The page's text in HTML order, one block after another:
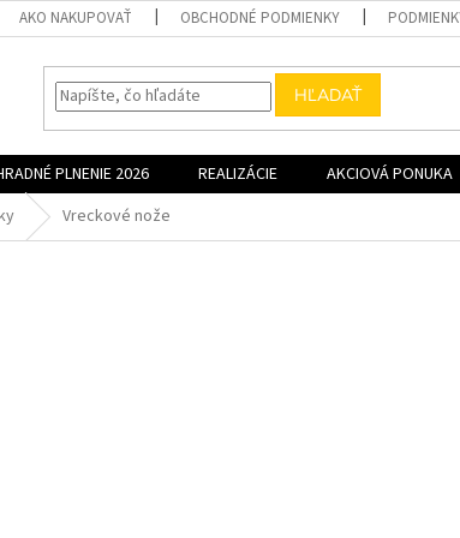
AKO NAKUPOVAŤ OBCHODNÉ PODMIENKY
HĽADAŤ
PLNENIE 2026 REALIZÁCIE AKCIOVÁ PONUKA
Vreckové nože